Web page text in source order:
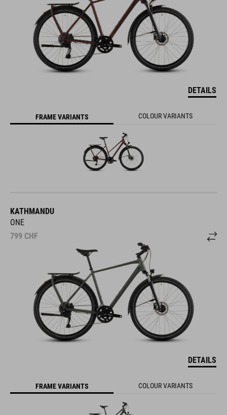
DETAILS
FRAME VARIANTS COLOUR VARIANTS
KATHMANDU
ONE
799 CHF
DETAILS
FRAME VARIANTS COLOUR VARIANTS